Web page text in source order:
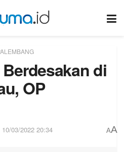
di
OP
10/03/2022 20:34 AA